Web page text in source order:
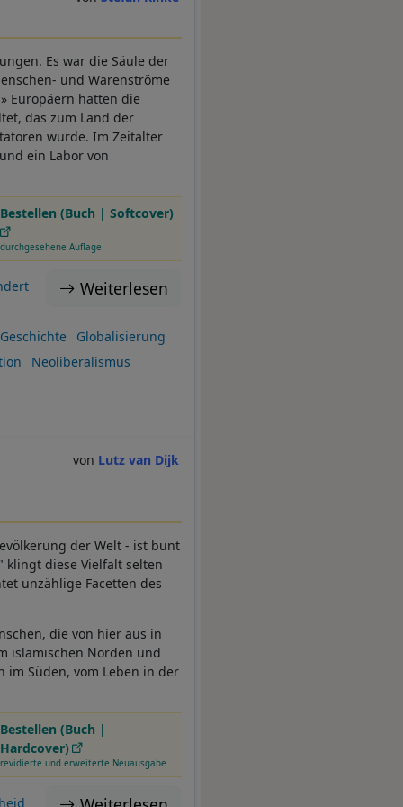
Es war die Säule der
und Warenströme
Europäern hatten die
das zum Land der
wurde. Im Zeitalter
ein Labor von
Bestellen (Buch | Softcover)
durchgesehene Auflage
Weiterlesen
Geschichte
Globalisierung
Neoliberalismus
Lutz van Dijk
der Welt - ist bunt
klingt diese Vielfalt selten
unzählige Facetten des
die von hier aus in
islamischen Norden und
Süden, vom Leben in der
Bestellen (Buch |
Hardcover)
revidierte und erweiterte Neuausgabe